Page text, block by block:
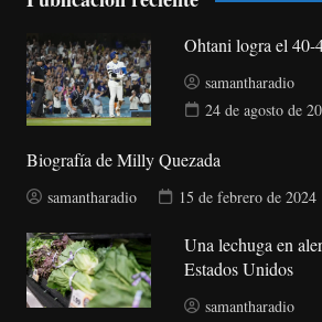
Ohtani logra el 40-
samantharadio
24 de agosto de
Biografía de Milly Quezada
samantharadio 15 de febrero de 2024
Una lechuga en
Estados Unidos
samantharadio